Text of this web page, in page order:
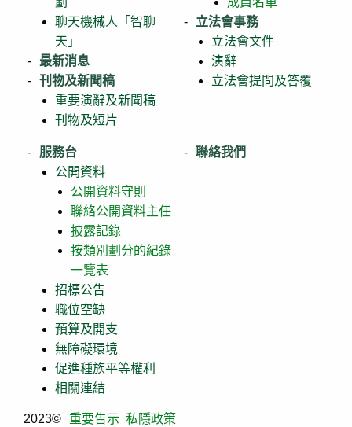
聊天機械人「智聊
天」
最新消息
刊物及新聞稿
重要演辭及新聞稿
刊物及短片
立法會事務
立法會文件
演辭
立法會提問及答覆
服務台
公開資料
公開資料守則
聯絡公開資料主任
披露記錄
按類別劃分的紀錄
一覽表
招標公告
職位空缺
預算及開支
無障礙環境
促進種族平等權利
相關連結
聯絡我們
2023© 重要告示 私隱政策